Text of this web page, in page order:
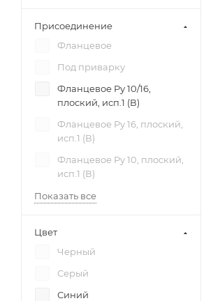
Присоединение
Фланцевое
Под приварку
Фланцевое Ру 10/16,
плоский, исп.1 (В)
Фланцевое Ру 16, плоский,
исп.1 (В)
Фланцевое Ру 10, плоский,
исп.1 (В)
Показать все
Цвет
Черный
Серый
Синий